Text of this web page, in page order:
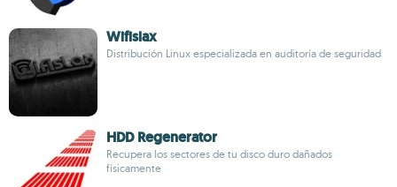
Wifislax
Distribución Linux especializada en auditoría de seguridad
HDD Regenerator
Recupera los sectores de tu disco duro dañados
físicamente